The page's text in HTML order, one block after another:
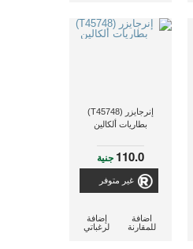
إنرجايزر (T45748)
بطاريات ألكالين
110.0 جنية
غير متوفر
إضافة
لرغباتي
اضافة
للمقارنة